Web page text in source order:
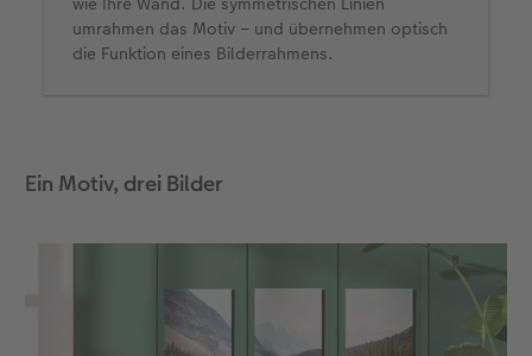
umrahmen das Motiv – und übernehmen optisch
die Funktion eines Bilderrahmens.
Ein Motiv, drei Bilder